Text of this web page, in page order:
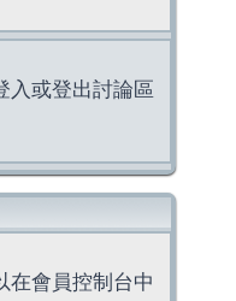
入或登出討論區
在會員控制台中